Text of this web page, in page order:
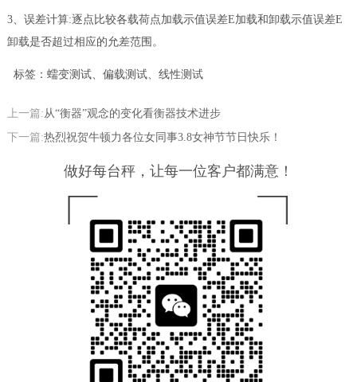
3、误差计算:逐点比较各载荷点加载示值误差E加载和卸载示值误差E
卸载是否超过相应的允差范围。
标签：蠕变测试、偏载测试、线性测试
上一篇:从“衡器”观念的变化看衡器技术进步
下一篇:热烈祝贺牛顿力各位女同事3.8女神节节日快乐！
做好每台秤，让每一位客户都满意！